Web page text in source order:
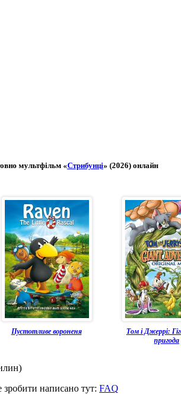
мультфільм «Стрибунці» (2026) онлайн
Пустотливе вороненя
Том і Джеррі:
пригода
написано тут: FAQ